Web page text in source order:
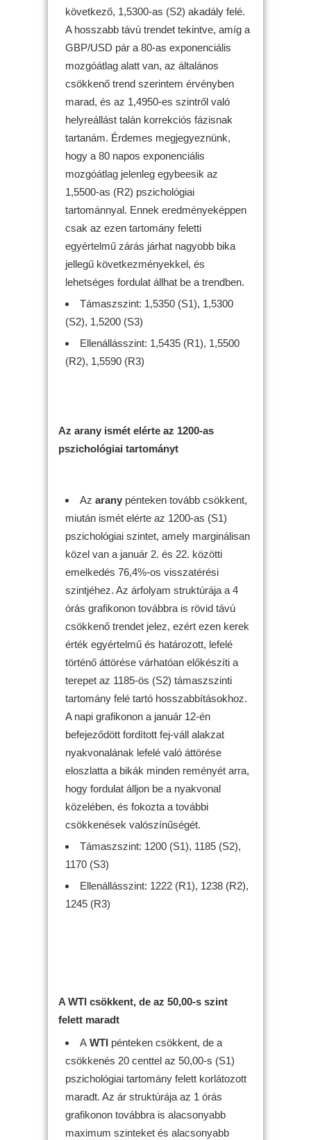
következő, 1,5300-as (S2) akadály felé.
A hosszabb távú trendet tekintve, amíg a
GBP/USD pár a 80-as exponenciális
mozgóátlag alatt van, az általános
csökkenő trend szerintem érvényben
marad, és az 1,4950-es szintről való
helyreállást talán korrekciós fázisnak
tartanám. Érdemes megjegyeznünk,
hogy a 80 napos exponenciális
mozgóátlag jelenleg egybeesik az
1,5500-as (R2) pszichológiai
tartománnyal. Ennek eredményeképpen
csak az ezen tartomány feletti
egyértelmű zárás járhat nagyobb bika
jellegű következményekkel, és
lehetséges fordulat állhat be a trendben.
Támaszszint: 1,5350 (S1), 1,5300
(S2), 1,5200 (S3)
Ellenállásszint: 1,5435 (R1), 1,5500
(R2), 1,5590 (R3)
Az arany ismét elérte az 1200-as
pszichológiai tartományt
Az arany pénteken tovább csökkent,
miután ismét elérte az 1200-as (S1)
pszichológiai szintet, amely marginálisan
közel van a január 2. és 22. közötti
emelkedés 76,4%-os visszatérési
szintjéhez. Az árfolyam struktúrája a 4
órás grafikonon továbbra is rövid távú
csökkenő trendet jelez, ezért ezen kerek
érték egyértelmű és határozott, lefelé
történő áttörése várhatóan előkészíti a
terepet az 1185-ös (S2) támaszszinti
tartomány felé tartó hosszabbításokhoz.
A napi grafikonon a január 12-én
befejeződött fordított fej-váll alakzat
nyakvonalának lefelé való áttörése
eloszlatta a bikák minden reményét arra,
hogy fordulat álljon be a nyakvonal
közelében, és fokozta a további
csökkenések valószínűségét.
Támaszszint: 1200 (S1), 1185 (S2),
1170 (S3)
Ellenállásszint: 1222 (R1), 1238 (R2),
1245 (R3)
A WTI csökkent, de az 50,00-s szint
felett maradt
A WTI pénteken csökkent, de a
csökkenés 20 centtel az 50,00-s (S1)
pszichológiai tartomány felett korlátozott
maradt. Az ár struktúrája az 1 órás
grafikonon továbbra is alacsonyabb
maximum szinteket és alacsonyabb